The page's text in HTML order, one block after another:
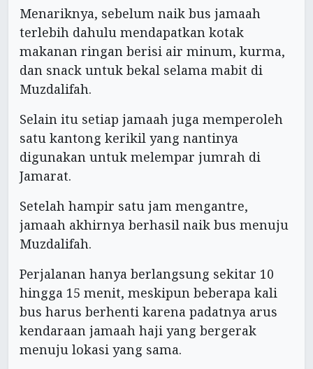
Menariknya, sebelum naik bus jamaah
terlebih dahulu mendapatkan kotak
makanan ringan berisi air minum, kurma,
dan snack untuk bekal selama mabit di
Muzdalifah.
Selain itu setiap jamaah juga memperoleh
satu kantong kerikil yang nantinya
digunakan untuk melempar jumrah di
Jamarat.
Setelah hampir satu jam mengantre,
jamaah akhirnya berhasil naik bus menuju
Muzdalifah.
Perjalanan hanya berlangsung sekitar 10
hingga 15 menit, meskipun beberapa kali
bus harus berhenti karena padatnya arus
kendaraan jamaah haji yang bergerak
menuju lokasi yang sama.